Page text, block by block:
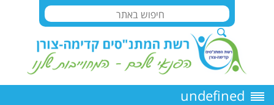
undefined